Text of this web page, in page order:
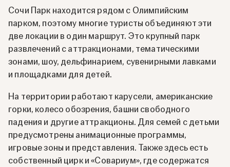
Сочи Парк находится рядом с Олимпийским
парком, поэтому многие туристы объединяют эти
две локации в один маршрут. Это крупный парк
развлечений с аттракционами, тематическими
зонами, шоу, дельфинарием, сувенирными лавками
и площадками для детей.
На территории работают карусели, американские
горки, колесо обозрения, башни свободного
падения и другие аттракционы. Для семей с детьми
предусмотрены анимационные программы,
игровые зоны и представления. Также здесь есть
собственный цирк и «Совариум», где содержатся